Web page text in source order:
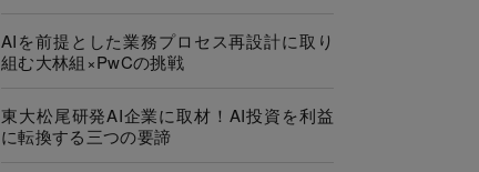
AIを前提とした業務プロセス再設計に取り
組む大林組×PwCの挑戦
東大松尾研発AI企業に取材！AI投資を利益
に転換する三つの要諦